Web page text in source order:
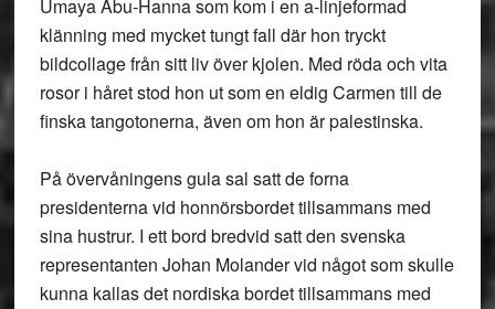
Umaya Abu-Hanna som kom i en a-linjeformad
klänning med mycket tungt fall där hon tryckt
bildcollage från sitt liv över kjolen. Med röda och vita
rosor i håret stod hon ut som en eldig Carmen till de
finska tangotonerna, även om hon är palestinska.
På övervåningens gula sal satt de forna
presidenterna vid honnörsbordet tillsammans med
sina hustrur. I ett bord bredvid satt den svenska
representanten Johan Molander vid något som skulle
kunna kallas det nordiska bordet tillsammans med